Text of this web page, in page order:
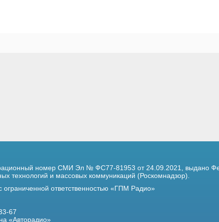
номер СМИ Эл № ФС77-81953 от 24.09.2021,
выдано
технологий и массовых коммуникаций (Роскомнадзор).
ограниченной ответственностью «ГПМ Радио»
67
«Авторадио»